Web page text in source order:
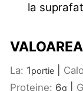
la
La: 1portie
Proteine: 6g